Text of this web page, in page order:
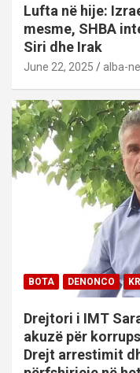
Lufta në hije:
mesme, SHBA
Siri dhe Irak
June 22, 2025 alba-
BOTA DENONCO
Drejtori i IMT
akuzë për
Drejt arrestimit